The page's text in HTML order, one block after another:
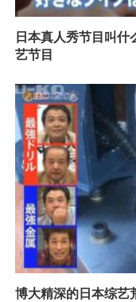
日本真人秀节目叫
艺节目
博大精深的日本综艺